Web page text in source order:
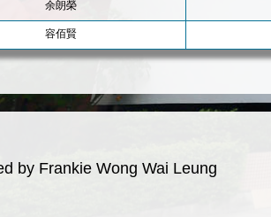
余朗榮
容佰賢
by Frankie Wong Wai Leung